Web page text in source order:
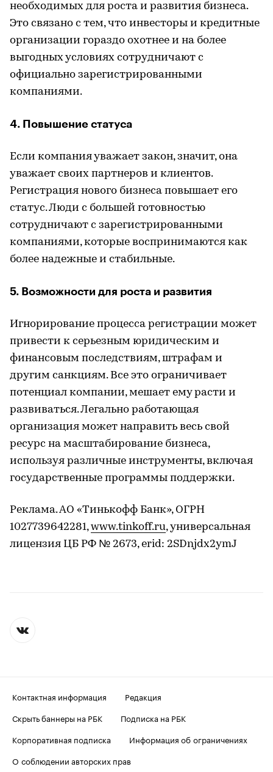
необходимых для роста и развития бизнеса.
Это связано с тем, что инвесторы и кредитные
организации гораздо охотнее и на более
выгодных условиях сотрудничают с
официально зарегистрированными
компаниями.
4. Повышение статуса
Если компания уважает закон, значит, она
уважает своих партнеров и клиентов.
Регистрация нового бизнеса повышает его
статус. Люди с большей готовностью
сотрудничают с зарегистрированными
компаниями, которые воспринимаются как
более надежные и стабильные.
5. Возможности для роста и развития
Игнорирование процесса регистрации может
привести к серьезным юридическим и
финансовым последствиям, штрафам и
другим санкциям. Все это ограничивает
потенциал компании, мешает ему расти и
развиваться. Легально работающая
организация может направить весь свой
ресурс на масштабирование бизнеса,
используя различные инструменты, включая
государственные программы поддержки.
Реклама. АО «Тинькофф Банк», ОГРН
1027739642281,www.tinkoff.ru, универсальная
лицензия ЦБ РФ № 2673, erid: 2SDnjdx2ymJ
Контактная информация
Редакция
Скрыть баннеры на РБК
Подписка на РБК
Корпоративная подписка
Информация об ограничениях
О соблюдении авторских прав